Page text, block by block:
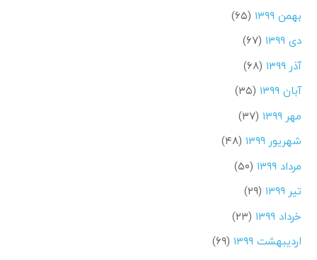
بهمن ۱۳۹۹
(۶۵)
دی ۱۳۹۹
(۶۷)
آذر ۱۳۹۹
(۶۸)
آبان ۱۳۹۹
(۳۵)
مهر ۱۳۹۹
(۳۷)
شهریور ۱۳۹۹
(۴۸)
مرداد ۱۳۹۹
(۵۰)
تیر ۱۳۹۹
(۲۹)
خرداد ۱۳۹۹
(۲۳)
اردیبهشت ۱۳۹۹
(۶۹)